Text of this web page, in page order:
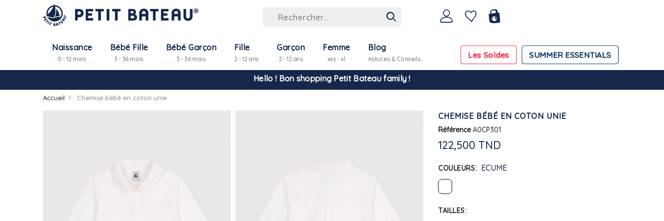
Naissance
0 - 12 mois
Bébé Fille
3 - 36 mois
Bébé Garçon
3 - 36 mois
Fille
2 - 12 ans
Garçon
2 - 12 ans
Femme
xxs - xl SUMMER ESSENTIALS
Les Soldes
Blog
Astuces & Conseils...
Hello ! Bon shopping Petit Bateau family !
La livraison est assurée partout en Tunisie !
Accueil Chemise bébé en coton unie
CHEMISE BÉBÉ EN COTON UNIE
Référence A0CP301
122,500 TND
COULEURS ECUME
TAILLES